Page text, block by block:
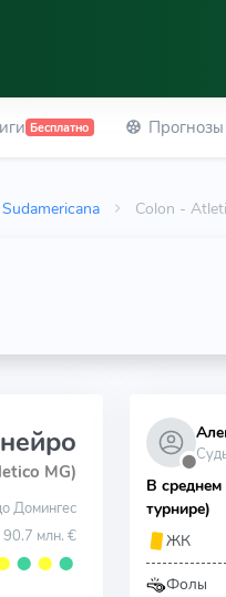
Бесплатно Прогнозы
Colon -
MG)
Домингес
90.7 млн. €
⬤ ⬤ ⬤
⬤
В
турнире)
ЖК
Фолы